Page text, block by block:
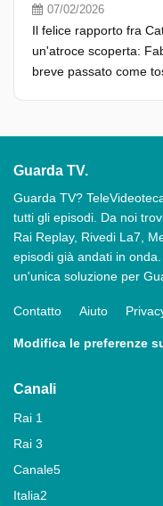
07/02/2026
Il felice rapporto fra
un'atroce scoperta:
breve passato come
Guarda TV.
Guarda TV?
tutti gli episodi. Da noi
Rai Replay, Rivedi La7,
episodi già andati in
un'unica soluzione per
Contatto Aiuto
Modifica le preferenze
Canali
Rai 1
Rai 3
Canale5
Italia2